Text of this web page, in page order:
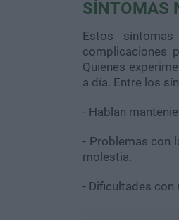
SÍNTOMAS
Estos
complicaciones
Quienes
a día. Entre los
- Hablan
- Problemas con
molestia.
- Dificultades con